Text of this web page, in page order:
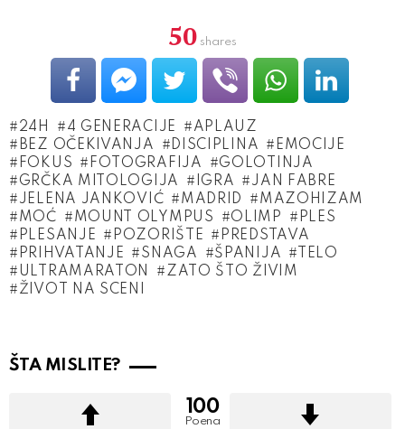
50 shares
24H 4 GENERACIJE
APLAUZ
BEZ OČEKIVANJA
DISCIPLINA
EMOCIJE
FOKUS
FOTOGRAFIJA
GOLOTINJA
GRČKA MITOLOGIJA
IGRA
JAN FABRE
JELENA JANKOVIĆ
MADRID
MAZOHIZAM
MOĆ
MOUNT OLYMPUS OLIMP
PLES
PLESANJE
POZORIŠTE
PREDSTAVA
PRIHVATANJE
SNAGA ŠPANIJA
TELO
ULTRAMARATON
ZATO ŠTO ŽIVIM
ŽIVOT NA SCENI
ŠTA MISLITE?
100
Poena